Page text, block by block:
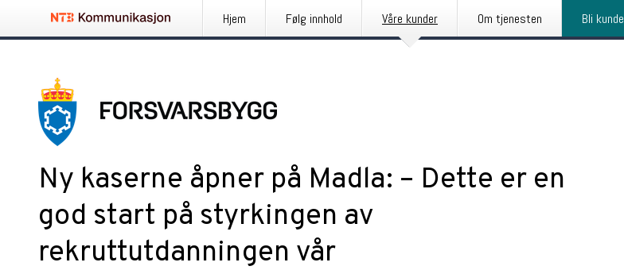
Hjem Følg innhold Våre kunder Om tjenesten Bli kunde
Ny kaserne åpner på Madla: – Dette er en
god start på styrkingen av
rekruttutdanningen vår